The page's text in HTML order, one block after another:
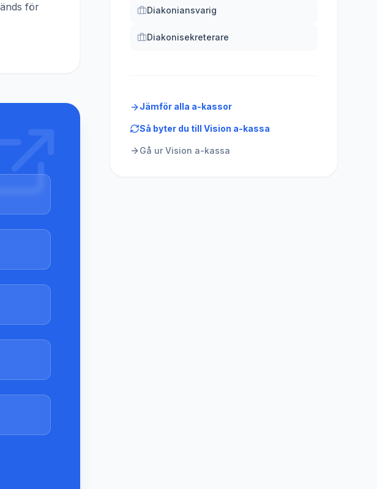
för
Diakoniansvarig
Diakonisekreterare
Jämför alla a-kassor
Så byter du till Vision a-kassa
Gå ur Vision a-kassa